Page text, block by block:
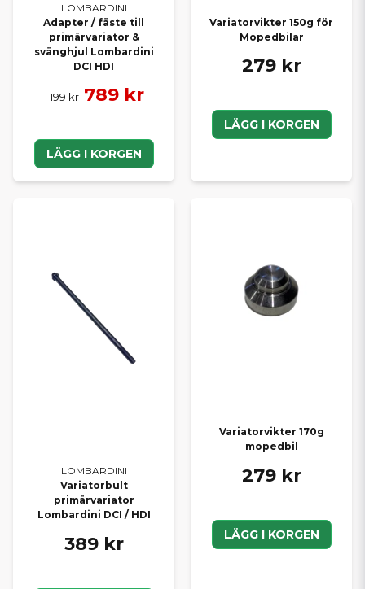
LOMBARDINI
Adapter / fäste till
primärvariator &
svänghjul Lombardini
DCI HDI
1 199 kr 789 kr
LÄGG I KORGEN
Variatorvikter 150g för
Mopedbilar
279 kr
LÄGG I KORGEN
LOMBARDINI
Variatorbult
primärvariator
Lombardini DCI / HDI
389 kr
Variatorvikter 170g
mopedbil
279 kr
LÄGG I KORGEN